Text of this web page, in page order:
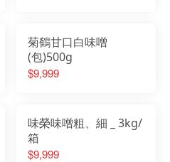
菊鶴甘口白味噌
(包)500g
$9,999
味榮味噌粗、細 _ 3kg/
箱
$9,999